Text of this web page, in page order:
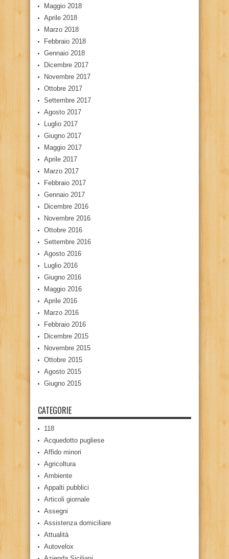
Maggio 2018
Aprile 2018
Marzo 2018
Febbraio 2018
Gennaio 2018
Dicembre 2017
Novembre 2017
Ottobre 2017
Settembre 2017
Agosto 2017
Luglio 2017
Giugno 2017
Maggio 2017
Aprile 2017
Marzo 2017
Febbraio 2017
Gennaio 2017
Dicembre 2016
Novembre 2016
Ottobre 2016
Settembre 2016
Agosto 2016
Luglio 2016
Giugno 2016
Maggio 2016
Aprile 2016
Marzo 2016
Febbraio 2016
Dicembre 2015
Novembre 2015
Ottobre 2015
Agosto 2015
Giugno 2015
CATEGORIE
118
Acquedotto pugliese
Affido minori
Agricoltura
Ambiente
Appalti pubblici
Articoli giornale
Assegni
Assistenza domiciliare
Attualità
Autovelox